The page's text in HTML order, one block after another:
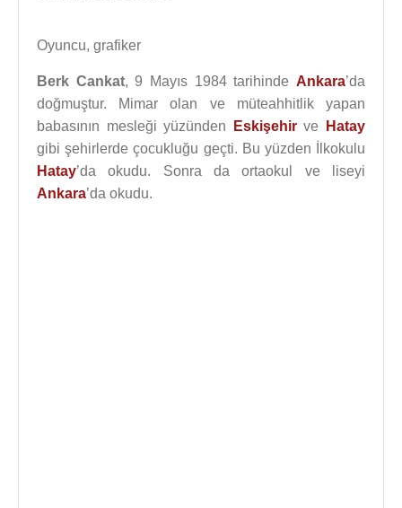
Oyuncu, grafiker
Berk Cankat, 9 Mayıs 1984 tarihindeAnkara’da
doğmuştur. Mimar olan ve müteahhitlik yapan
babasının mesleği yüzünden
Eskişehirve
Hatay
gibi şehirlerde çocukluğu geçti. Bu yüzden İlkokulu
Hatay’da okudu. Sonra da ortaokul ve liseyi
Ankara’da okudu.